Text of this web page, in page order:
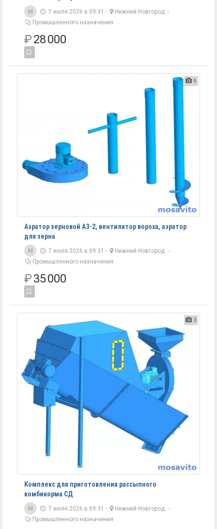
M 7 июля 2026 в 09:31 - Нижний Новгород -
Промышленного назначения
₽28 000
6
Аэратор зерновой АЗ-2, вентилятор вороха, аэратор
для зерна
M 7 июля 2026 в 09:31 - Нижний Новгород -
Промышленного назначения
₽35 000
3
Комплекс для приготовления рассыпного
комбикорма СД
M 7 июля 2026 в 09:31 - Нижний Новгород -
Промышленного назначения